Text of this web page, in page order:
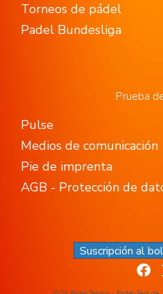
Torneos de pádel
Padel Bundesliga
Prueba
Pulse
Medios de comunicación
Pie de imprenta
AGB - Protección de
Suscripción al